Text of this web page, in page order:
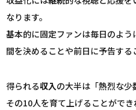
なります。
基本的に固定ファンは毎日のよう
間を決めることや前日に予告する
得られる収入の大半は「熱烈な少
その10人を育て上げることがで